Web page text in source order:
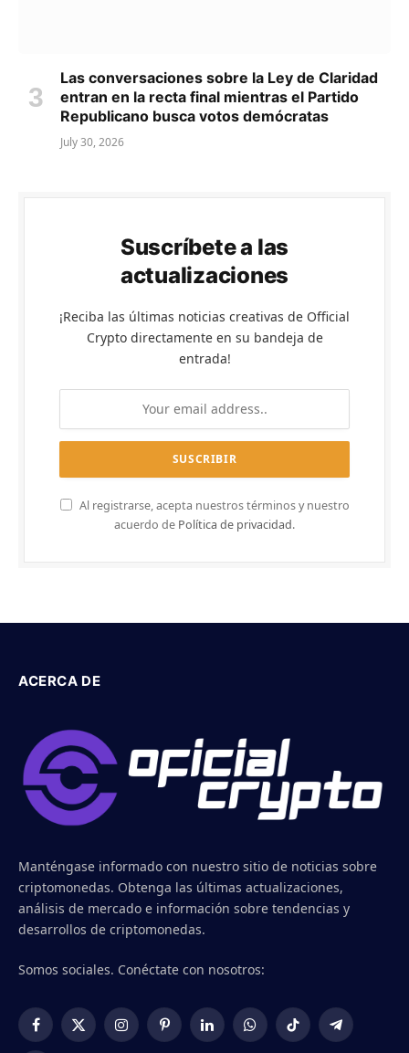
Las conversaciones sobre la Ley de Claridad
entran en la recta final mientras el Partido
Republicano busca votos demócratas
July 30, 2026
Suscríbete a las
actualizaciones
¡Reciba las últimas noticias creativas de Official
Crypto directamente en su bandeja de
entrada!
Al registrarse, acepta nuestros términos y nuestro
acuerdo de Política de privacidad.
ACERCA DE
Manténgase informado con nuestro sitio de noticias sobre
criptomonedas. Obtenga las últimas actualizaciones,
análisis de mercado e información sobre tendencias y
desarrollos de criptomonedas.
Somos sociales. Conéctate con nosotros:
Facebook
X
InstagramPinterestLinkedInWhatsApp
TikTok Telegram